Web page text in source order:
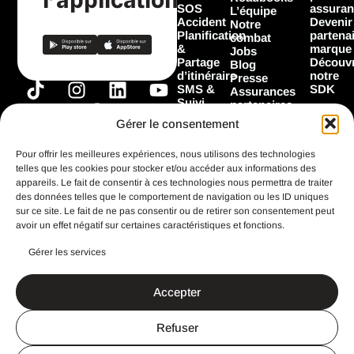
Gérer le consentement
Pour offrir les meilleures expériences, nous utilisons des technologies
telles que les cookies pour stocker et/ou accéder aux informations des
appareils. Le fait de consentir à ces technologies nous permettra de traiter
des données telles que le comportement de navigation ou les ID uniques
sur ce site. Le fait de ne pas consentir ou de retirer son consentement peut
avoir un effet négatif sur certaines caractéristiques et fonctions.
Gérer les services
Accepter
Refuser
T
i
o
k
I
n
a
g
r
a
L
i
n
e
d
i
n
Y
o
u
u
b
e
a
b
o
o
k
SOS
Accident
Planification
&
Partage
d’itinéraire
SMS &
Suivi
Les
Toutes les
fonctionnalités
L’équipe
Notre
combat
Jobs
Blog
Presse
Assurances
partenaires
Marques
partenaires
Devenir
marque
notre
SDK
CGU
Mentions légales
Politique de confidentialité
Search
for:
Search Button
Un site imaginé et réalisé avec ♥️ par